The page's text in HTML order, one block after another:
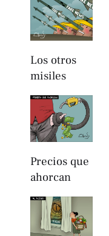
Los otros
misiles
Precios que
ahorcan